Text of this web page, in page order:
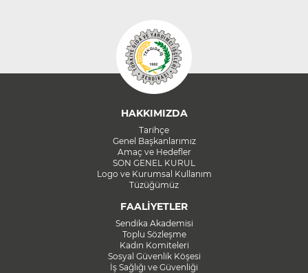
HAKKIMIZDA
Tarihçe
Genel Başkanlarımız
Amaç ve Hedefler
SON GENEL KURUL
Logo ve Kurumsal Kullanım
Tüzüğümüz
FAALİYETLER
Sendika Akademisi
Toplu Sözleşme
Kadın Komiteleri
Sosyal Güvenlik Köşesi
İş Sağlığı ve Güvenliği